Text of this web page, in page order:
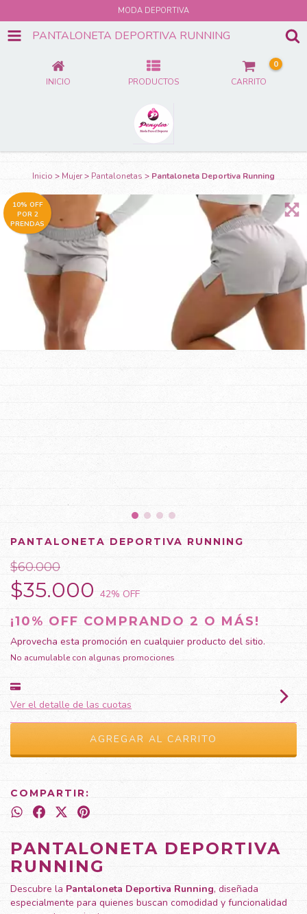
MODA DEPORTIVA
PANTALONETA DEPORTIVA RUNNING
INICIO PRODUCTOS CARRITO
0
Inicio > Mujer> Pantalonetas > Pantaloneta Deportiva Running
10% OFF
POR 2
PRENDAS
PANTALONETA DEPORTIVA RUNNING
$60.000
$35.000 42% OFF
¡10% OFF COMPRANDO 2 O MÁS!
Aprovecha esta promoción en cualquier producto del sitio.
No acumulable con algunas promociones
Ver el detalle de las cuotas
COMPARTIR:
PANTALONETA DEPORTIVA
RUNNING
Descubre la Pantaloneta Deportiva Running, diseñada
especialmente para quienes buscan comodidad y funcionalidad